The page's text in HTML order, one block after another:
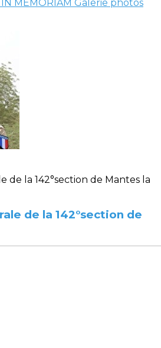
IN MEMORIAM Galerie photos
de la 142°section de